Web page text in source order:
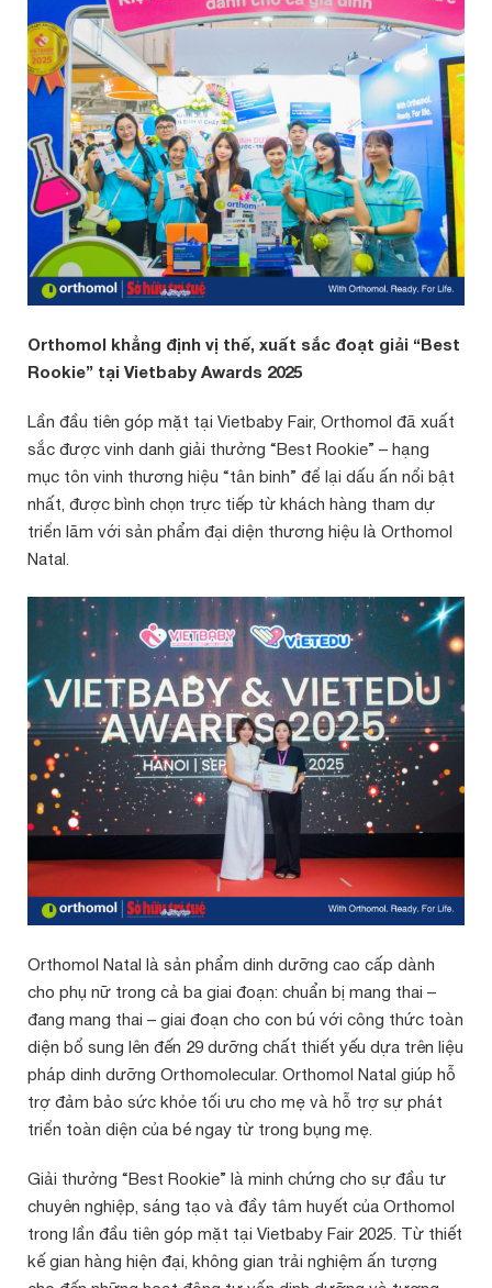
Orthomol khẳng định vị thế, xuất sắc đoạt giải “Best
Rookie” tại Vietbaby Awards 2025
Lần đầu tiên góp mặt tại Vietbaby Fair, Orthomol đã xuất
sắc được vinh danh giải thưởng “Best Rookie” – hạng
mục tôn vinh thương hiệu “tân binh” để lại dấu ấn nổi bật
nhất, được bình chọn trực tiếp từ khách hàng tham dự
triển lãm với sản phẩm đại diện thương hiệu là Orthomol
Natal.
Orthomol Natal là sản phẩm dinh dưỡng cao cấp dành
cho phụ nữ trong cả ba giai đoạn: chuẩn bị mang thai –
đang mang thai – giai đoạn cho con bú với công thức toàn
diện bổ sung lên đến 29 dưỡng chất thiết yếu dựa trên liệu
pháp dinh dưỡng Orthomolecular. Orthomol Natal giúp hỗ
trợ đảm bảo sức khỏe tối ưu cho mẹ và hỗ trợ sự phát
triển toàn diện của bé ngay từ trong bụng mẹ.
Giải thưởng “Best Rookie” là minh chứng cho sự đầu tư
chuyên nghiệp, sáng tạo và đầy tâm huyết của Orthomol
trong lần đầu tiên góp mặt tại Vietbaby Fair 2025. Từ thiết
kế gian hàng hiện đại, không gian trải nghiệm ấn tượng